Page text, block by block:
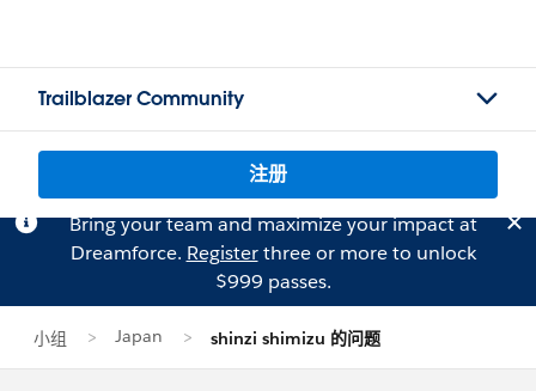
Trailblazer Community
注册
Bring your team and maximize your impact at
Dreamforce. Registerthree or more to unlock
$999 passes.
小组 Japan shinzi shimizu 的问题